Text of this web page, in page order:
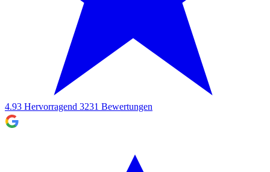
4.93 Hervorragend 3231 Bewertungen